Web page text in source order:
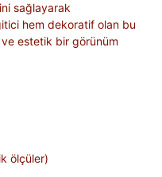
sağlayarak
hem dekoratif olan bu
ve estetik bir görünüm
ölçüler)